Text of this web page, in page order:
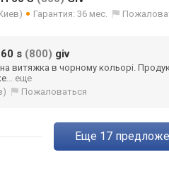
Гарантия: 36 мес.
s (800) giv
витяжка в чорному кольорі.
... еще
Пожаловаться
eще 17